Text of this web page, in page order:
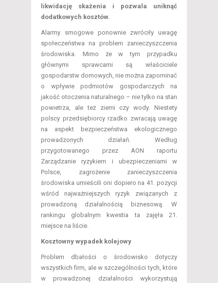
likwidację skażenia i pozwala uniknąć
dodatkowych kosztów.
Alarmy smogowe ponownie zwróciły uwagę
społeczeństwa na problem zanieczyszczenia
środowiska. Mimo że w tym przypadku
głównymi sprawcami są właściciele
gospodarstw domowych, nie można zapominać
o wpływie podmiotów gospodarczych na
jakość otoczenia naturalnego – nie tylko na stan
powietrza, ale też ziemi czy wody. Niestety
polscy przedsiębiorcy rzadko zwracają uwagę
na aspekt bezpieczeństwa ekologicznego
prowadzonych działań. Według
przygotowanego przez AON raportu
Zarządzanie ryzykiem i ubezpieczeniami w
Polsce, zagrożenie zanieczyszczenia
środowiska umieścili oni dopiero na 41. pozycji
wśród najważniejszych ryzyk związanych z
prowadzoną działalnością biznesową. W
rankingu globalnym kwestia ta zajęła 21.
miejsce na liście.
Kosztowny wypadek kolejowy
Problem dbałości o środowisko dotyczy
wszystkich firm, ale w szczególności tych, które
w prowadzonej działalności wykorzystują